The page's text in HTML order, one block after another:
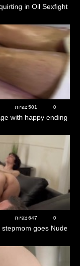
in Oil Sexfight
10:45
0 501 צפיות
with happy ending
0 647 צפיות
stepmom goes Nude